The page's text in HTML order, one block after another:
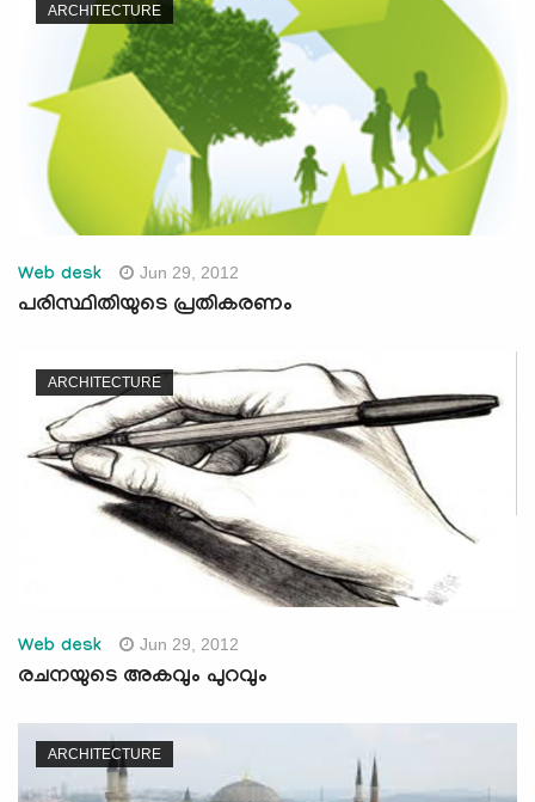
ARCHITECTURE
Web desk Jun 29, 2012
പരിസ്ഥിതിയുടെ പ്രതികരണം
ARCHITECTURE
Web desk Jun 29, 2012
രചനയുടെ അകവും പുറവും
ARCHITECTURE